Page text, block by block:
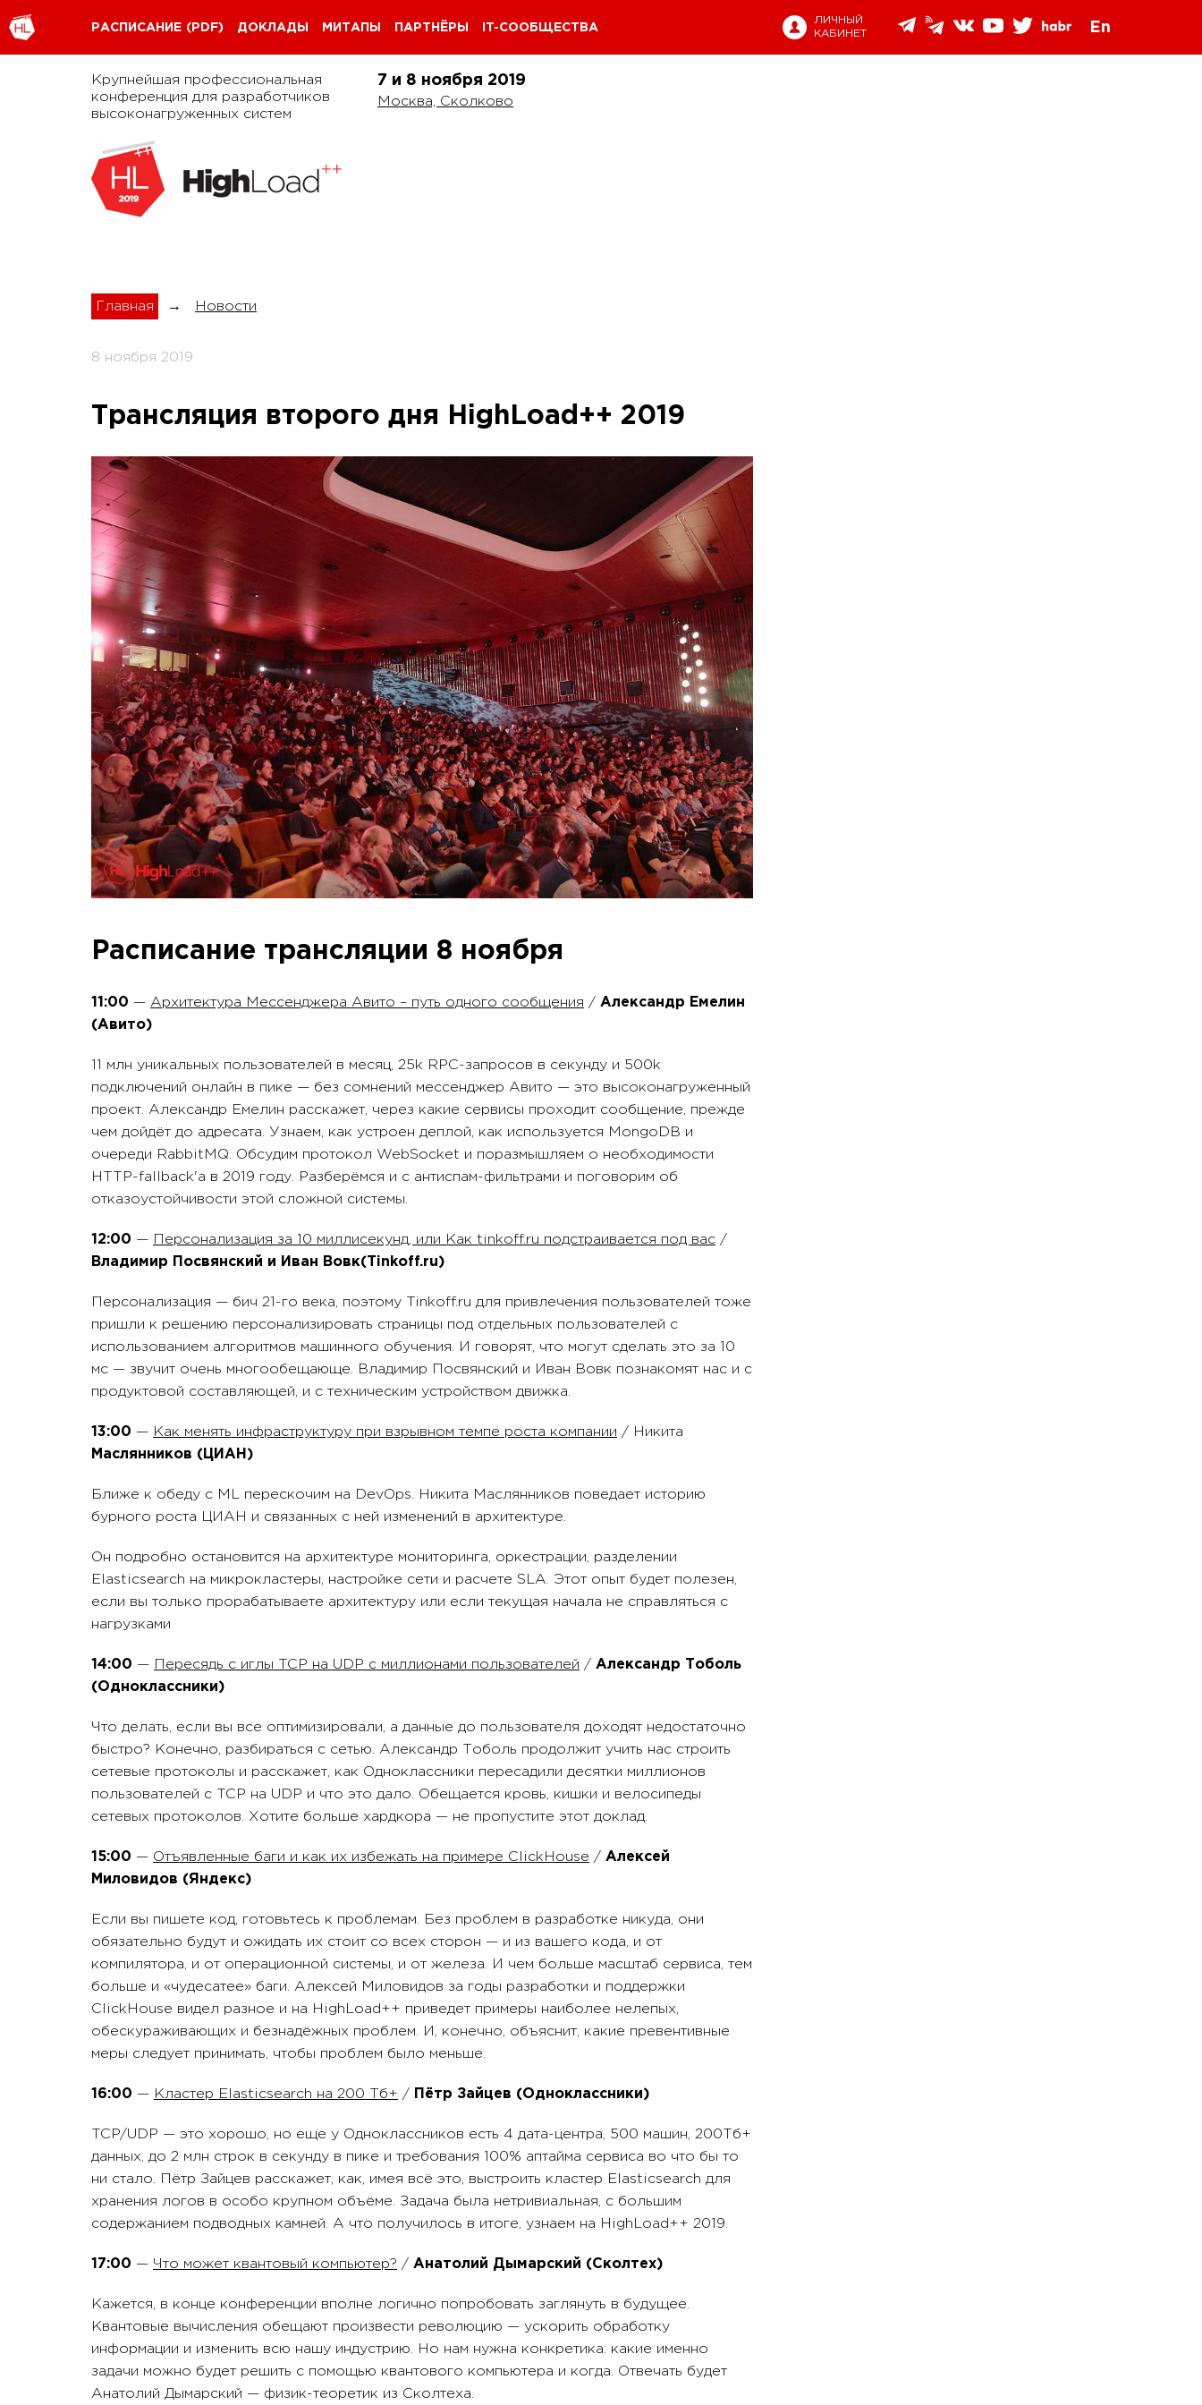
РАСПИСАНИЕ (PDF) ДОКЛАДЫ МИТАПЫ ПАРТНЁРЫ IT-СООБЩЕСТВА
ЛИЧНЫЙ
КАБИНЕТ
En
Крупнейшая профессиональная
конференция для разработчиков
высоконагруженных систем
7 и 8 ноября 2019
Москва, Сколково
Главная → Новости
8 ноября 2019
Трансляция второго дня HighLoad++ 2019
Расписание трансляции 8 ноября
11:00 — Архитектура Мессенджера Авито – путь одного сообщения / Александр Емелин
(Авито)
11 млн уникальных пользователей в месяц, 25k RPC-запросов в секунду и 500k
подключений онлайн в пике — без сомнений мессенджер Авито — это высоконагруженный
проект. Александр Емелин расскажет, через какие сервисы проходит сообщение, прежде
чем дойдёт до адресата. Узнаем, как устроен деплой, как используется MongoDB и
очереди RabbitMQ. Обсудим протокол WebSocket и поразмышляем о необходимости
HTTP-fallback'a в 2019 году. Разберёмся и с антиспам-фильтрами и поговорим об
отказоустойчивости этой сложной системы.
12:00 — Персонализация за 10 миллисекунд, или Как tinkoff.ru подстраивается под вас /
Владимир Посвянский и Иван Вовк(Tinkoff.ru)
Персонализация — бич 21-го века, поэтому Tinkoff.ru для привлечения пользователей тоже
пришли к решению персонализировать страницы под отдельных пользователей с
использованием алгоритмов машинного обучения. И говорят, что могут сделать это за 10
мс — звучит очень многообещающе. Владимир Посвянский и Иван Вовк познакомят нас и с
продуктовой составляющей, и с техническим устройством движка.
13:00 — Как менять инфраструктуру при взрывном темпе роста компании / Никита
Маслянников (ЦИАН)
Ближе к обеду с ML перескочим на DevOps. Никита Маслянников поведает историю
бурного роста ЦИАН и связанных с ней изменений в архитектуре.
Он подробно остановится на архитектуре мониторинга, оркестрации, разделении
Elasticsearch на микрокластеры, настройке сети и расчете SLA. Этот опыт будет полезен,
если вы только прорабатываете архитектуру или если текущая начала не справляться с
нагрузками
14:00 — Пересядь с иглы TCP на UDP с миллионами пользователей / Александр Тоболь
(Одноклассники)
Что делать, если вы все оптимизировали, а данные до пользователя доходят недостаточно
быстро? Конечно, разбираться с сетью. Александр Тоболь продолжит учить нас строить
сетевые протоколы и расскажет, как Одноклассники пересадили десятки миллионов
пользователей c TCP на UDP и что это дало. Обещается кровь, кишки и велосипеды
сетевых протоколов. Хотите больше хардкора — не пропустите этот доклад.
15:00 — Отъявленные баги и как их избежать на примере ClickHouse / Алексей
Миловидов (Яндекс)
Если вы пишете код, готовьтесь к проблемам. Без проблем в разработке никуда, они
обязательно будут и ожидать их стоит со всех сторон — и из вашего кода, и от
компилятора, и от операционной системы, и от железа. И чем больше масштаб сервиса, тем
больше и «чудесатее» баги. Алексей Миловидов за годы разработки и поддержки
ClickHouse видел разное и на HighLoad++ приведет примеры наиболее нелепых,
обескураживающих и безнадёжных проблем. И, конечно, объяснит, какие превентивные
меры следует принимать, чтобы проблем было меньше.
16:00 — Кластер Elasticsearch на 200 Тб+ / Пётр Зайцев (Одноклассники)
TCP/UDP — это хорошо, но еще у Одноклассников есть 4 дата-центра, 500 машин, 200Тб+
данных, до 2 млн строк в секунду в пике и требования 100% аптайма сервиса во что бы то
ни стало. Пётр Зайцев расскажет, как, имея всё это, выстроить кластер Elasticsearch для
хранения логов в особо крупном объёме. Задача была нетривиальная, с большим
содержанием подводных камней. А что получилось в итоге, узнаем на HighLoad++ 2019.
17:00 — Что может квантовый компьютер? / Анатолий Дымарский (Сколтех)
Кажется, в конце конференции вполне логично попробовать заглянуть в будущее.
Квантовые вычисления обещают произвести революцию — ускорить обработку
информации и изменить всю нашу индустрию. Но нам нужна конкретика: какие именно
задачи можно будет решить с помощью квантового компьютера и когда. Отвечать будет
Анатолий Дымарский — физик-теоретик из Сколтеха.